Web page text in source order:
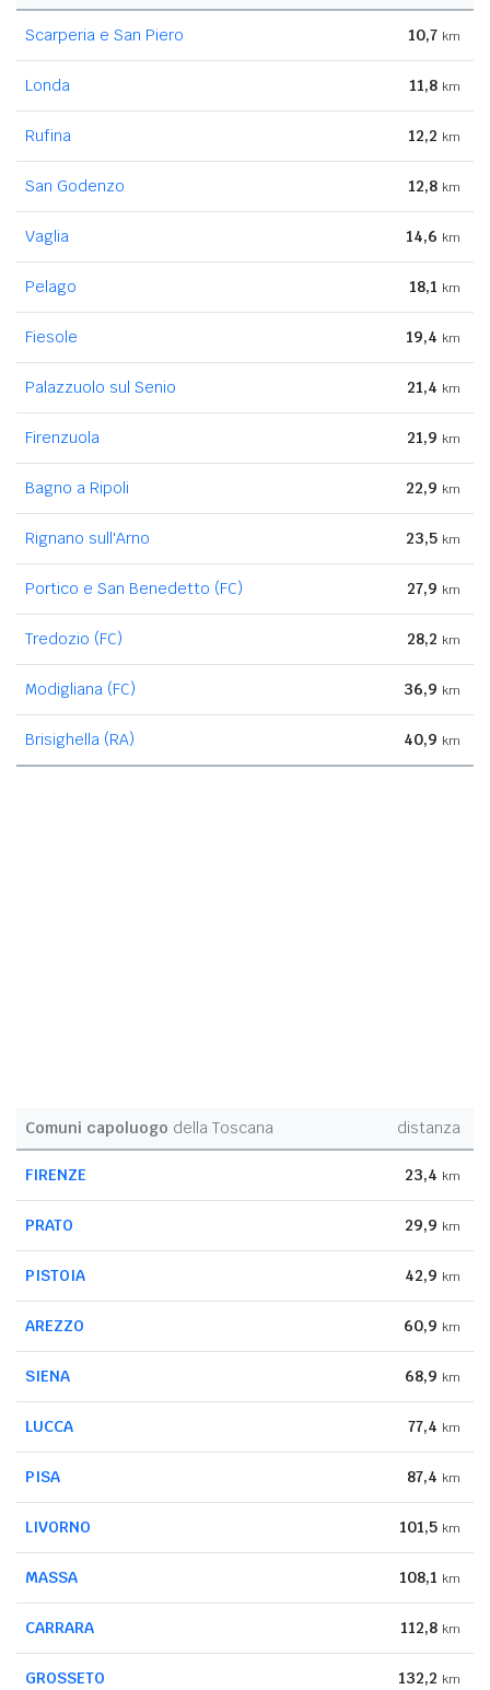
Scarperia e San Piero 10,7 km
Londa 11,8 km
Rufina 12,2 km
San Godenzo 12,8 km
Vaglia 14,6 km
Pelago 18,1 km
Fiesole 19,4 km
Palazzuolo sul Senio 21,4 km
Firenzuola 21,9 km
Bagno a Ripoli 22,9 km
Rignano sull'Arno 23,5 km
Portico e San Benedetto (FC) 27,9 km
Tredozio (FC) 28,2 km
Modigliana (FC) 36,9 km
Brisighella (RA) 40,9 km
Comuni capoluogo della Toscana distanza
FIRENZE 23,4 km
PRATO 29,9 km
PISTOIA 42,9 km
AREZZO 60,9 km
SIENA 68,9 km
LUCCA 77,4 km
PISA 87,4 km
LIVORNO 101,5 km
MASSA 108,1 km
CARRARA 112,8 km
GROSSETO 132,2 km